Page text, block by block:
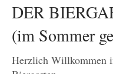
DER
(im Sommer
Herzlich Willkommen